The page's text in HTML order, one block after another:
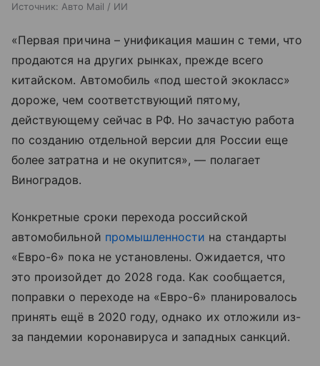
Источник: Авто Mail / ИИ
«Первая причина – унификация машин с теми, что
продаются на других рынках, прежде всего
китайском. Автомобиль «под шестой экокласс»
дороже, чем соответствующий пятому,
действующему сейчас в РФ. Но зачастую работа
по созданию отдельной версии для России еще
более затратна и не окупится», — полагает
Виноградов.
Конкретные сроки перехода российской
автомобильной промышленности на стандарты
«Евро-6» пока не установлены. Ожидается, что
это произойдет до 2028 года. Как сообщается,
поправки о переходе на «Евро-6» планировалось
принять ещё в 2020 году, однако их отложили из-
за пандемии коронавируса и западных санкций.